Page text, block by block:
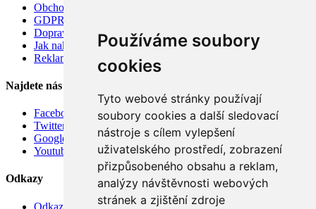
Používáme soubory
cookies
Tyto webové stránky používají
soubory cookies a další sledovací
nástroje s cílem vylepšení
uživatelského prostředí, zobrazení
přizpůsobeného obsahu a reklam,
analýzy návštěvnosti webových
stránek a zjištění zdroje
Obchodní podmínky
GDPR
Doprava
Jak nakupovat
Reklamace
Najdete nás
Facebook
Twitter
Google
Youtube
Odkazy
Odkazy